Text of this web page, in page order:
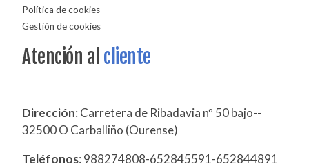
Política de cookies
Gestión de cookies
Atención al cliente
Dirección: Carretera de Ribadavia nº 50 bajo--
32500 O Carballiño (Ourense)
Teléfonos: 988274808-652845591-652844891